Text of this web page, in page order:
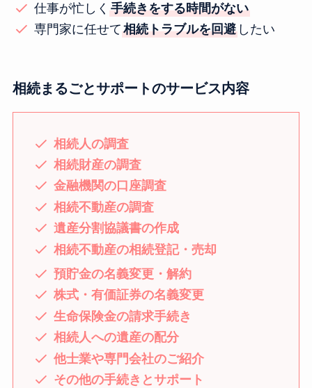
仕事が忙しく 手続きをする時間がない
専門家に任せて 相続トラブルを回避 したい
相続まるごとサポートのサービス内容
相続人の調査
相続財産の調査
金融機関の口座調査
相続不動産の調査
遺産分割協議書の作成
相続不動産の相続登記・売却
預貯金の名義変更・解約
株式・有価証券の名義変更
生命保険金の請求手続き
相続人への遺産の配分
他士業や専門会社のご紹介
その他の手続きとサポート